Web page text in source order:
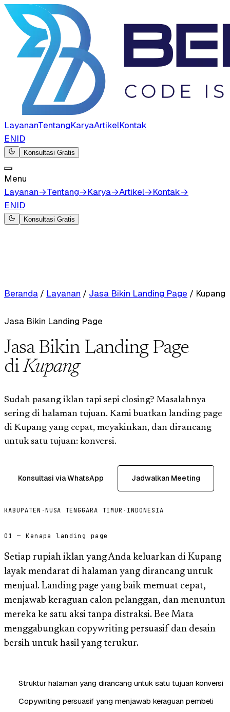
LayananTentangKaryaArtikelKontak
ENID
Konsultasi Gratis
Menu
Layanan→Tentang→Karya→Artikel→Kontak→
ENID
Konsultasi Gratis
Beranda / Layanan / Jasa Bikin Landing Page / Kupang
Jasa Bikin Landing Page
Jasa Bikin Landing Page
diKupang
Sudah pasang iklan tapi sepi closing? Masalahnya
sering di halaman tujuan. Kami buatkan landing page
di Kupang yang cepat, meyakinkan, dan dirancang
untuk satu tujuan: konversi.
Konsultasi via WhatsApp Jadwalkan Meeting
KABUPATEN ·NUSA TENGGARA TIMUR · INDONESIA
01 — Kenapa landing page
Setiap rupiah iklan yang Anda keluarkan di Kupang
layak mendarat di halaman yang dirancang untuk
menjual. Landing page yang baik memuat cepat,
menjawab keraguan calon pelanggan, dan menuntun
mereka ke satu aksi tanpa distraksi. Bee Mata
menggabungkan copywriting persuasif dan desain
bersih untuk hasil yang terukur.
Struktur halaman yang dirancang untuk satu tujuan konversi
Copywriting persuasif yang menjawab keraguan pembeli